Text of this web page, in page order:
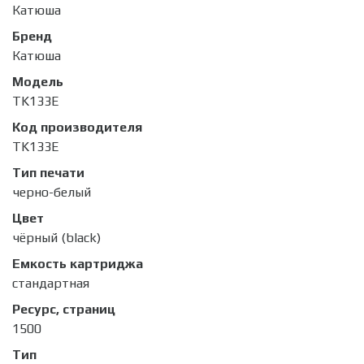
Катюша
Бренд
Катюша
Модель
TK133E
Код производителя
TK133E
Тип печати
черно-белый
Цвет
чёрный (black)
Емкость картриджа
стандартная
Ресурс, страниц
1500
Тип